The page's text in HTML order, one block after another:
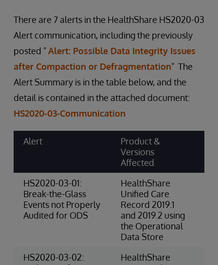
There are 7 alerts in the HealthShare HS2020-03
Alert communication, including the previously
posted " Alert: Possible Data Integrity Issues
after Compaction or Defragmentation" The
Alert Summary is in the table below, and the
detail is contained in the attached document:
HS2020-03-Communication
Alert
Product &
Versions
Affected
HS2020-03-01:
Break-the-Glass
Events not Properly
Audited for ODS
HealthShare
Unified Care
Record 2019.1
and 2019.2 using
the Operational
Data Store
HS2020-03-02:
HealthShare